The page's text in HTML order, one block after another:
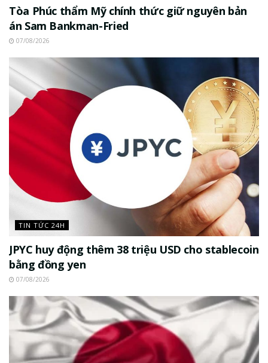
Tòa Phúc thẩm Mỹ chính thức giữ nguyên bản
án Sam Bankman-Fried
07/08/2026
TIN TỨC 24H
JPYC huy động thêm 38 triệu USD cho stablecoin
bằng đồng yen
07/08/2026